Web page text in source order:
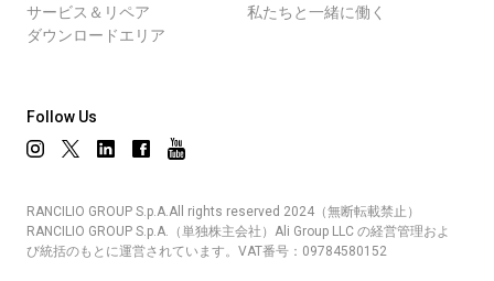
サービス＆リペア
ダウンロードエリア
私たちと一緒に働く
Follow Us
RANCILIO GROUP S.p.A.All rights reserved 2024（無断転載禁止）
RANCILIO GROUP S.p.A.（単独株主会社）Ali Group LLC の経営管理およ
び統括のもとに運営されています。VAT番号：09784580152